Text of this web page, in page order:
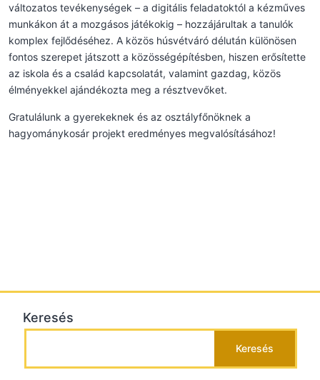
változatos tevékenységek – a digitális feladatoktól a kézműves
munkákon át a mozgásos játékokig – hozzájárultak a tanulók
komplex fejlődéséhez. A közös húsvétváró délután különösen
fontos szerepet játszott a közösségépítésben, hiszen erősítette
az iskola és a család kapcsolatát, valamint gazdag, közös
élményekkel ajándékozta meg a résztvevőket.
Gratulálunk a gyerekeknek és az osztályfőnöknek a
hagyománykosár projekt eredményes megvalósításához!
Keresés
Keresés